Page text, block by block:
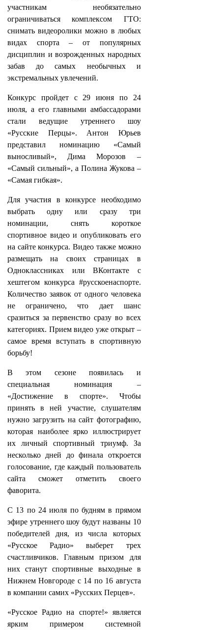
участникам необязательно
ограничиваться комплексом ГТО:
снимать видеоролики можно в любых
видах спорта – от популярных
дисциплин и возрожденных народных
забав до самых необычных и
экстремальных увлечений.
Конкурс пройдет с 29 июня по 24
июля, а его главными амбассадорами
стали ведущие утреннего шоу
«Русские Перцы». Антон Юрьев
представил номинацию «Самый
выносливый», Дима Морозов –
«Самый сильный», а Полина Жукова –
«Самая гибкая».
Для участия в конкурсе необходимо
выбрать одну или сразу три
номинации, снять короткое
спортивное видео и опубликовать его
на сайте конкурса. Видео также можно
размещать на своих страницах в
Одноклассниках или ВКонтакте с
хештегом конкурса #русскоенаспорте.
Количество заявок от одного человека
не ограничено, что дает шанс
сразиться за первенство сразу во всех
категориях. Прием видео уже открыт –
самое время вступать в спортивную
борьбу!
В этом сезоне появилась и
специальная номинация –
«Достижение в спорте». Чтобы
принять в ней участие, слушателям
нужно загрузить на сайт фотографию,
которая наиболее ярко иллюстрирует
их личный спортивный триумф. За
несколько дней до финала откроется
голосование, где каждый пользователь
сайта сможет отметить своего
фаворита.
С 13 по 24 июля по будням в прямом
эфире утреннего шоу будут названы 10
победителей дня, из числа которых
«Русское Радио» выберет трех
счастливчиков. Главным призом для
них станут спортивные выходные в
Нижнем Новгороде с 14 по 16 августа
в компании самих «Русских Перцев».
«Русское Радио на спорте!» является
ярким примером системной